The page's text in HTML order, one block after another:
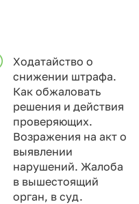
Ходатайство о
снижении штрафа.
Как обжаловать
решения и действия
проверяющих.
Возражения на акт о
выявлении
нарушений. Жалоба
в вышестоящий
орган, в суд.